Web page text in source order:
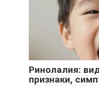
Ринолалия:
признаки,